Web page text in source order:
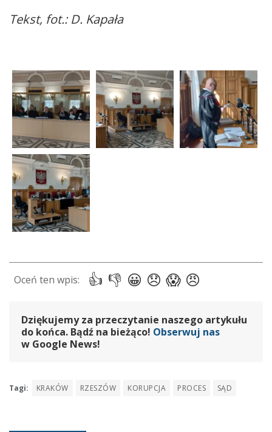
Tekst, fot.: D. Kapała
Dziękujemy za przeczytanie naszego artykułu
do końca. Bądź na bieżąco! Obserwuj nas
w Google News!
Tagi: KRAKÓW RZESZÓW KORUPCJA PROCES SĄD